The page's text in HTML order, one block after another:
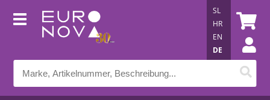
SL
HR
EN
DE